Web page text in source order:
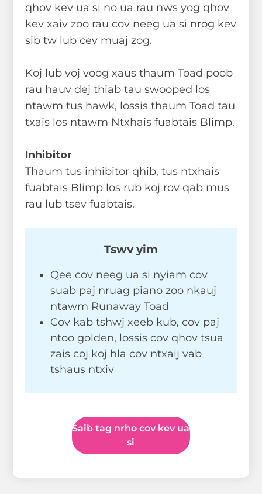
qhov kev ua si no ua rau nws yog qhov
kev xaiv zoo rau cov neeg ua si nrog kev
sib tw lub cev muaj zog.
Koj lub voj voog xaus thaum Toad poob
rau hauv dej thiab tau swooped los
ntawm tus hawk, lossis thaum Toad tau
txais los ntawm Ntxhais fuabtais Blimp.
Inhibitor
Thaum tus inhibitor qhib, tus ntxhais
fuabtais Blimp los rub koj rov qab mus
rau lub tsev fuabtais.
Tswv yim
Qee cov neeg ua si nyiam cov
suab paj nruag piano zoo nkauj
ntawm Runaway Toad
Cov kab tshwj xeeb kub, cov paj
ntoo golden, lossis cov qhov tsua
zais coj koj hla cov ntxaij vab
tshaus ntxiv
Saib tag nrho cov kev ua
si